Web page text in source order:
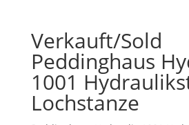
Verkauft/Sold
Peddinghaus
1001
Lochstanze